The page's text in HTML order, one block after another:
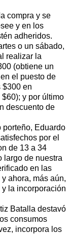
compra y se
y en los
adheridos.
o un sábado,
realizar la
(obtiene un
el puesto de
$300 en
y por último
descuento de
porteño, Eduardo
por el
de 13 a 34
largo de nuestra
en las
ahora, más aún,
la incorporación
Batalla destavó
consumos
incorpora los